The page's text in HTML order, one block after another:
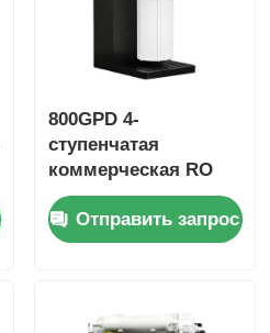
800GPD 4-
ступенчатая
коммерческая RO
система с
напоминанием о
фильтрах для
Отправить запрос